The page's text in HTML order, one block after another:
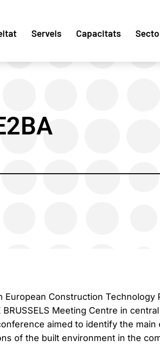
Serveis Capacitats
European Construction Technology
BRUSSELS Meeting Centre in
aimed to identify the main
of the built environment in the